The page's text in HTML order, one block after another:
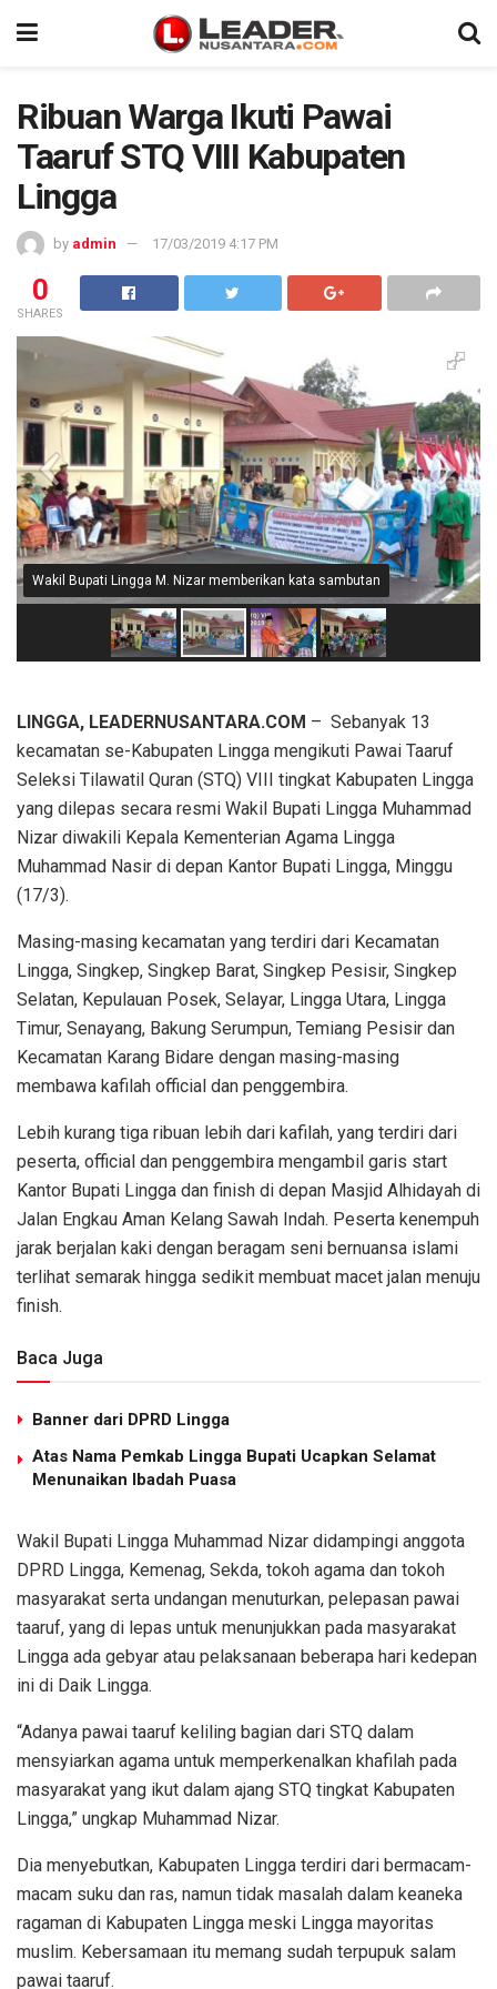
Ribuan Warga Ikuti Pawai
Taaruf STQ VIII Kabupaten
Lingga
by admin 17/03/2019 4:17 PM
0
SHARES
Wakil Bupati Lingga M. Nizar memberikan kata sambutan
LINGGA, LEADERNUSANTARA.COM – Sebanyak 13
kecamatan se-Kabupaten Lingga mengikuti Pawai Taaruf
Seleksi Tilawatil Quran (STQ) VIII tingkat Kabupaten Lingga
yang dilepas secara resmi Wakil Bupati Lingga Muhammad
Nizar diwakili Kepala Kementerian Agama Lingga
Muhammad Nasir di depan Kantor Bupati Lingga, Minggu
(17/3).
Masing-masing kecamatan yang terdiri dari Kecamatan
Lingga, Singkep, Singkep Barat, Singkep Pesisir, Singkep
Selatan, Kepulauan Posek, Selayar, Lingga Utara, Lingga
Timur, Senayang, Bakung Serumpun, Temiang Pesisir dan
Kecamatan Karang Bidare dengan masing-masing
membawa kafilah official dan penggembira.
Lebih kurang tiga ribuan lebih dari kafilah, yang terdiri dari
peserta, official dan penggembira mengambil garis start
Kantor Bupati Lingga dan finish di depan Masjid Alhidayah di
Jalan Engkau Aman Kelang Sawah Indah. Peserta kenempuh
jarak berjalan kaki dengan beragam seni bernuansa islami
terlihat semarak hingga sedikit membuat macet jalan menuju
finish.
Baca Juga
Banner dari DPRD Lingga
Atas Nama Pemkab Lingga Bupati Ucapkan Selamat
Menunaikan Ibadah Puasa
Wakil Bupati Lingga Muhammad Nizar didampingi anggota
DPRD Lingga, Kemenag, Sekda, tokoh agama dan tokoh
masyarakat serta undangan menuturkan, pelepasan pawai
taaruf, yang di lepas untuk menunjukkan pada masyarakat
Lingga ada gebyar atau pelaksanaan beberapa hari kedepan
ini di Daik Lingga.
“Adanya pawai taaruf keliling bagian dari STQ dalam
mensyiarkan agama untuk memperkenalkan khafilah pada
masyarakat yang ikut dalam ajang STQ tingkat Kabupaten
Lingga,” ungkap Muhammad Nizar.
Dia menyebutkan, Kabupaten Lingga terdiri dari bermacam-
macam suku dan ras, namun tidak masalah dalam keaneka
ragaman di Kabupaten Lingga meski Lingga mayoritas
muslim. Kebersamaan itu memang sudah terpupuk salam
pawai taaruf.